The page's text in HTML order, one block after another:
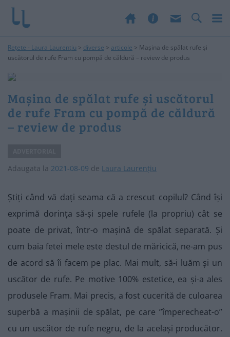
Rețete - Laura Laurențiu > diverse > articole > Mașina de spălat rufe și
uscătorul de rufe Fram cu pompă de căldură – review de produs
Mașina de spălat rufe și uscătorul
de rufe Fram cu pompă de căldură
– review de produs
Adaugata la 2021-08-09 de Laura Laurențiu
Știți când vă dați seama că a crescut copilul? Când își
exprimă dorința să-și spele rufele (la propriu) cât se
poate de privat, într-o mașină de spălat separată. Și
cum baia fetei mele este destul de măricică, ne-am pus
de acord să îi facem pe plac. Mai mult, să-i luăm și un
uscător de rufe. Pe motive 100% estetice, ea și-a ales
produsele Fram. Mai precis, a fost cucerită de culoarea
superbă a mașinii de spălat, pe care ”împerecheat-o”
cu un uscător de rufe negru, de la același producător.